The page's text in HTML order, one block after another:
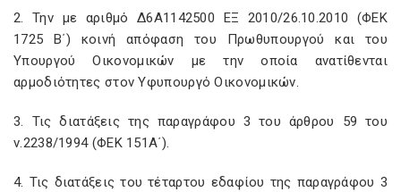
2. Την με αριθμό Δ6Α1142500 ΕΞ 2010/26.10.2010 (ΦΕΚ
1725 Β΄) κοινή απόφαση του Πρωθυπουργού και του
Υπουργού Οικονομικών με την οποία ανατίθενται
αρμοδιότητες στον Υφυπουργό Οικονομικών.
3. Τις διατάξεις της παραγράφου 3 του άρθρου 59 του
ν.2238/1994 (ΦΕΚ 151Α΄).
4. Τις διατάξεις του τέταρτου εδαφίου της παραγράφου 3